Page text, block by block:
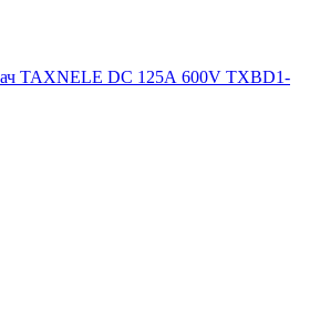
TAXNELE DC 125А 600V TXBD1-